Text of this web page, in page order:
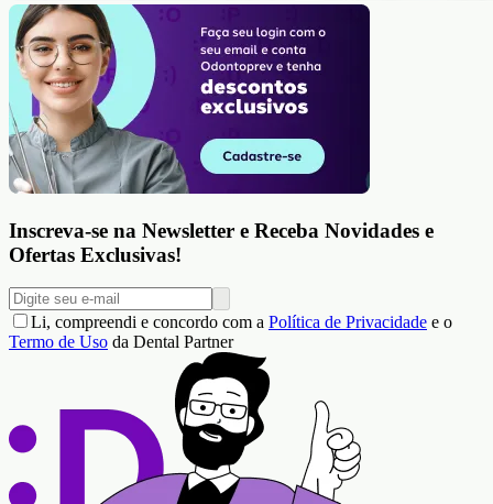
Inscreva-se na Newsletter e Receba Novidades e
Ofertas Exclusivas!
Li, compreendi e concordo com a Política de Privacidade e o
Termo de Uso da Dental Partner